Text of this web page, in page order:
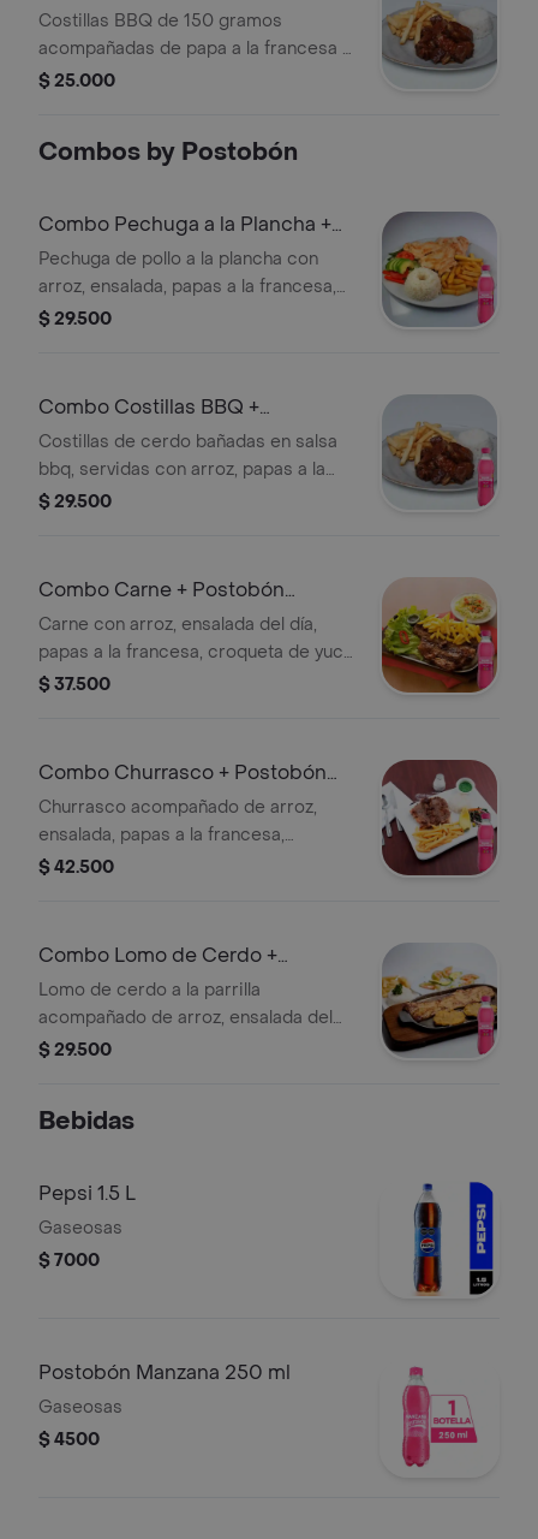
GRAMOS
Costillas BBQ de 150 gramos
acompañadas de papa a la francesa y
arroz.
$ 25.000
Combos by Postobón
Combo Pechuga a la Plancha +
Postobón Manzana 250 ml
Pechuga de pollo a la plancha con
arroz, ensalada, papas a la francesa,
croqueta de yuca y aderezos a elegir.
$ 29.500
Combo Costillas BBQ +
Postobón Manzana 250 ml
Costillas de cerdo bañadas en salsa
bbq, servidas con arroz, papas a la
francesa y gaseosa Manzana
$ 29.500
Combo Carne + Postobón
Manzana 250 ml
Carne con arroz, ensalada del día,
papas a la francesa, croqueta de yuca
y aderezos a elegir. + Gaseosa
$ 37.500
Combo Churrasco + Postobón
Manzana 250 ml
Churrasco acompañado de arroz,
ensalada, papas a la francesa,
croqueta de yuca y aderezos a elegir.
$ 42.500
Combo Lomo de Cerdo +
Postobón Manzana 250 ml
Lomo de cerdo a la parrilla
acompañado de arroz, ensalada del
día, papas a la francesa, croqueta de
$ 29.500
Bebidas
Pepsi 1.5 L
Gaseosas
$ 7000
Postobón Manzana 250 ml
Gaseosas
$ 4500